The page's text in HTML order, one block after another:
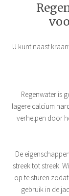
U kunt naast
Regenwater is
lagere calcium
verhelpen door
De
streek tot streek.
op te sturen
gebruik in de